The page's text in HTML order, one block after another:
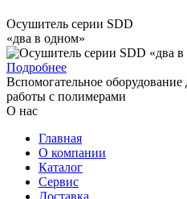
Осушитель серии SDD
«два в одном»
Подробнее
Вспомогательное оборудование
работы с полимерами
О нас
Главная
О компании
Каталог
Сервис
Доставка